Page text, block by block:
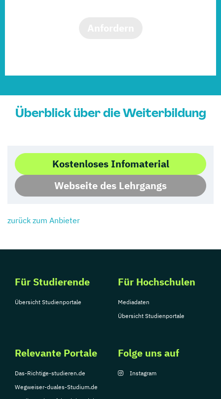
Überblick über die Weiterbildung
Kostenloses Infomaterial
Webseite des Lehrgangs
zurück zum Anbieter
Für Studierende
Übersicht Studienportale
Für Hochschulen
Mediadaten
Übersicht Studienportale
Relevante Portale
Das-Richtige-studieren.de
Wegweiser-duales-Studium.de
Folge uns auf
Instagram